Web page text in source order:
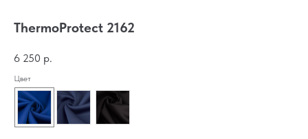
ThermoProtect 2162
6 250 р.
Цвет